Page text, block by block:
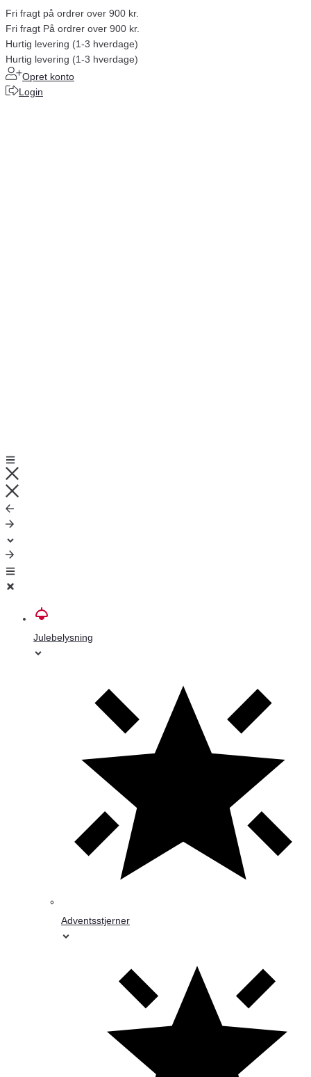
Fri fragt på ordrer over 900 kr.
Fri fragt På ordrer over 900 kr.
Hurtig levering (1-3 hverdage)
Hurtig levering (1-3 hverdage)
Opret konto
Login
Julebelysning
Adventsstjerner